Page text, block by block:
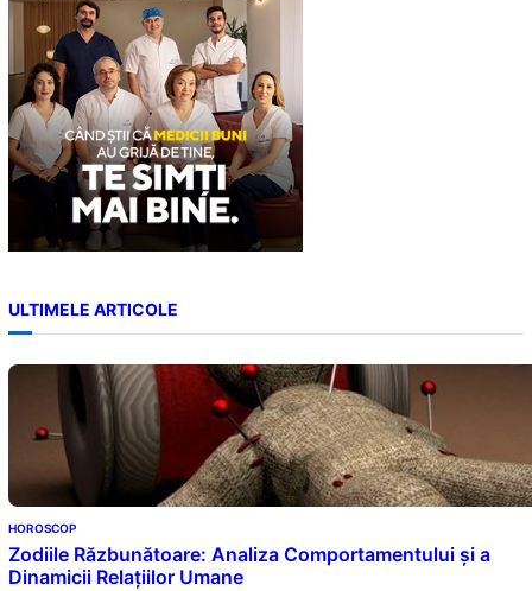
ULTIMELE ARTICOLE
HOROSCOP
Zodiile Răzbunătoare: Analiza Comportamentului și a
Dinamicii Relațiilor Umane